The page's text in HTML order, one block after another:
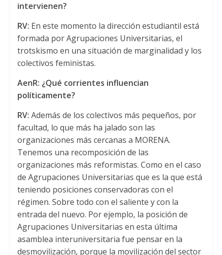
intervienen?
RV: En este momento la dirección estudiantil está
formada por Agrupaciones Universitarias, el
trotskismo en una situación de marginalidad y los
colectivos feministas.
AenR: ¿Qué corrientes influencian
políticamente?
RV: Además de los colectivos más pequeños, por
facultad, lo que más ha jalado son las
organizaciones más cercanas a MORENA.
Tenemos una recomposición de las
organizaciones más reformistas. Como en el caso
de Agrupaciones Universitarias que es la que está
teniendo posiciones conservadoras con el
régimen. Sobre todo con el saliente y con la
entrada del nuevo. Por ejemplo, la posición de
Agrupaciones Universitarias en esta última
asamblea interuniversitaria fue pensar en la
desmovilización, porque la movilización del sector